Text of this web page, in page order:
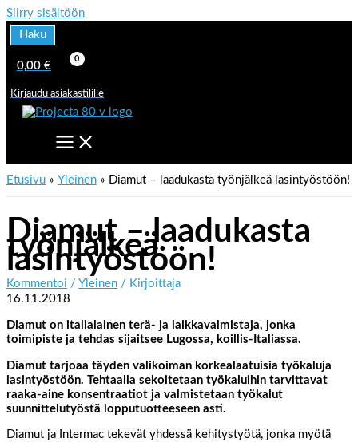
Siirry sisältöön
Haku
0,00 €
Kirjaudu asiakastilille
Etusivu Yleinen Diamut – laadukasta työnjälkeä lasintyöstöön!
Diamut – laadukasta
työnjälkeä
lasintyöstöön!
Kommentoi / Yleinen / Kirjoittaja
16.11.2018
Diamut on italialainen terä- ja laikkavalmistaja, jonka
toimipiste ja tehdas sijaitsee Lugossa, koillis-Italiassa.
Diamut tarjoaa täyden valikoiman korkealaatuisia työkaluja
lasintyöstöön. Tehtaalla sekoitetaan työkaluihin tarvittavat
raaka-aine konsentraatiot ja valmistetaan työkalut
suunnittelutyöstä lopputuotteeseen asti.
Diamut ja Intermac tekevät yhdessä kehitystyötä, jonka myötä